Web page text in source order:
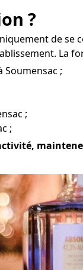
?
de
La
;
;
;